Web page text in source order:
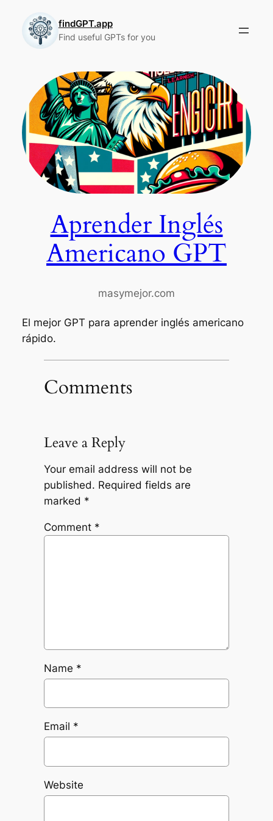
content
findGPT.app
Find useful GPTs for you
Aprender Inglés
Americano GPT
masymejor.com
El mejor GPT para aprender inglés americano
rápido.
Comments
Leave a Reply
Your email address will not be
published. Required fields are
marked *
Comment *
Name *
Email *
Website